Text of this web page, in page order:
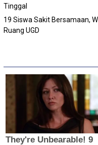
Tinggal
19 Siswa Sakit Bersamaan,
Ruang UGD